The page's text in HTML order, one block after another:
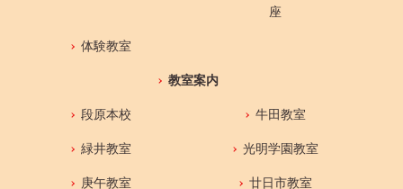
座
体験教室
教室案内
段原本校 牛田教室
緑井教室 光明学園教室
庚午教室 廿日市教室